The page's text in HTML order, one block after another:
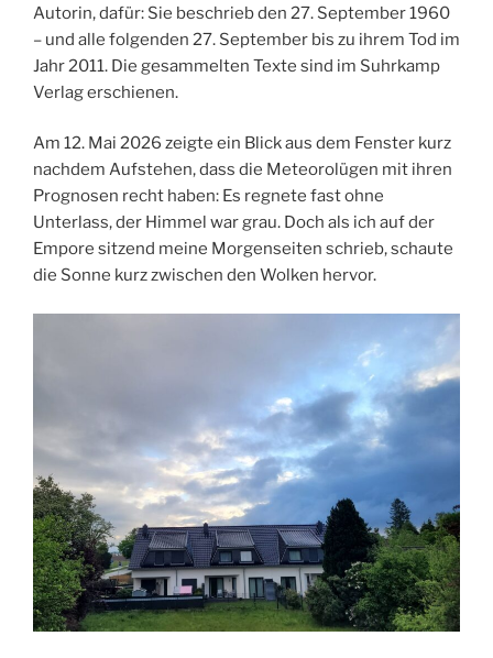
Autorin, dafür: Sie beschrieb den 27. September 1960
– und alle folgenden 27. September bis zu ihrem Tod im
Jahr 2011. Die gesammelten Texte sind im Suhrkamp
Verlag erschienen.
Am 12. Mai 2026 zeigte ein Blick aus dem Fenster kurz
nachdem Aufstehen, dass die Meteorolügen mit ihren
Prognosen recht haben: Es regnete fast ohne
Unterlass, der Himmel war grau. Doch als ich auf der
Empore sitzend meine Morgenseiten schrieb, schaute
die Sonne kurz zwischen den Wolken hervor.